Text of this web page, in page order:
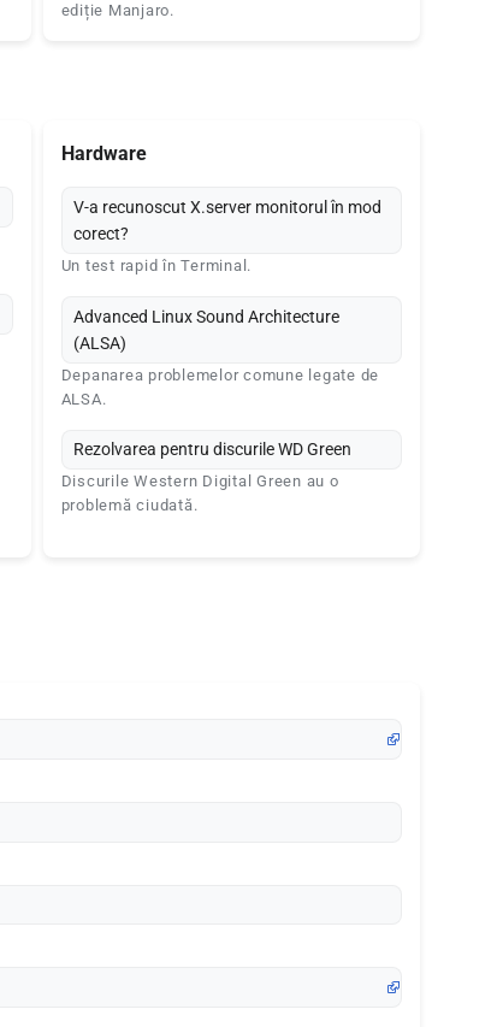
ediție Manjaro.
Hardware
V-a recunoscut X.server monitorul în mod
corect?
Un test rapid în Terminal.
Advanced Linux Sound Architecture
(ALSA)
Depanarea problemelor comune legate de
ALSA.
Rezolvarea pentru discurile WD Green
Discurile Western Digital Green au o
problemă ciudată.